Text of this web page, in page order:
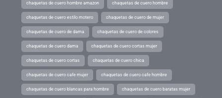
chaquetas de cuero hombre amazon chaquetas de cuero hombre
chaquetas de cuero estilo motero chaquetas de cuero de mujer
chaquetas de cuero de dama chaquetas de cuero de colores
chaquetas de cuero dama chaquetas de cuero cortas mujer
chaquetas de cuero cortas chaquetas de cuero chica
chaquetas de cuero cafe mujer chaquetas de cuero cafe hombre
chaquetas de cuero blancas para hombre chaquetas de cuero baratas mujer